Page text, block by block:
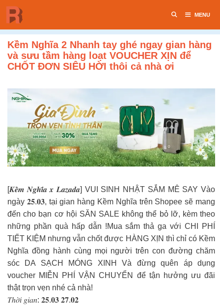
Chuyển
đến
nội
dung
MENU
Kềm Nghĩa 2 Nhanh tay ghé ngay gian hàng
và sưu tầm hàng loạt VOUCHER XỊN để
CHỐT ĐƠN SIÊU HỜI thôi cả nhà ơi
[𝑲𝒆̂̀𝒎 𝑵𝒈𝒉𝒊̃𝒂 𝒙 𝑳𝒂𝒛𝒂𝒅𝒂] VUI SINH NHẬT SẮM MÊ SAY Vào
ngày 𝟐𝟓.𝟎𝟑, tại gian hàng Kềm Nghĩa trên Shopee sẽ mang
đến cho bạn cơ hội SĂN SALE không thể bỏ lỡ, kèm theo
những phần quà hấp dẫn !Mua sắm thả ga với CHI PHÍ
TIẾT KIỆM nhưng vẫn chốt được HÀNG XỊN thì chỉ có Kềm
Nghĩa đồng hành cùng mọi người trên con đường chăm
sóc DA SẠCH MÓNG XINH Và đừng quên áp dụng
voucher MIỄN PHÍ VẬN CHUYỂN để tận hưởng ưu đãi
thật trọn vẹn nhé cả nhà!
𝑇ℎ𝑜̛̀𝑖 𝑔𝑖𝑎𝑛: 𝟐𝟓.𝟎𝟑 𝟐𝟕.𝟎𝟐